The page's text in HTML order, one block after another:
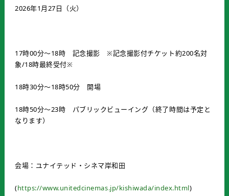
2026年1月27日（火）
17時00分～18時 記念撮影 ※記念撮影付チケット約200名対
象/18時最終受付※
18時30分～18時50分 開場
18時50分～23時 パブリックビューイング（終了時間は予定と
なります）
会場：ユナイテッド・シネマ岸和田
(https://www.unitedcinemas.jp/kishiwada/index.html)